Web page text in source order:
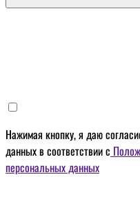
Нажимая кнопку, я даю
данныхв соответствии с
персональных данных